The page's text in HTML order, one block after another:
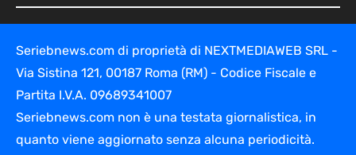
Seriebnews.com di proprietà di NEXTMEDIAWEB SRL -
Via Sistina 121, 00187 Roma (RM) - Codice Fiscale e
Partita I.V.A. 09689341007
Seriebnews.com non è una testata giornalistica, in
quanto viene aggiornato senza alcuna periodicità.